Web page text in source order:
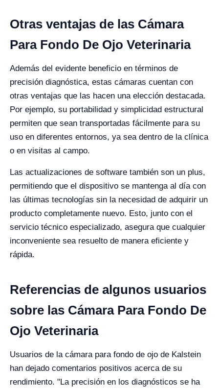
Otras ventajas de las Cámara
Para Fondo De Ojo Veterinaria
Además del evidente beneficio en términos de
precisión diagnóstica, estas cámaras cuentan con
otras ventajas que las hacen una elección destacada.
Por ejemplo, su portabilidad y simplicidad estructural
permiten que sean transportadas fácilmente para su
uso en diferentes entornos, ya sea dentro de la clínica
o en visitas al campo.
Las actualizaciones de software también son un plus,
permitiendo que el dispositivo se mantenga al día con
las últimas tecnologías sin la necesidad de adquirir un
producto completamente nuevo. Esto, junto con el
servicio técnico especializado, asegura que cualquier
inconveniente sea resuelto de manera eficiente y
rápida.
Referencias de algunos usuarios
sobre las Cámara Para Fondo De
Ojo Veterinaria
Usuarios de la cámara para fondo de ojo de Kalstein
han dejado comentarios positivos acerca de su
rendimiento. "La precisión en los diagnósticos se ha